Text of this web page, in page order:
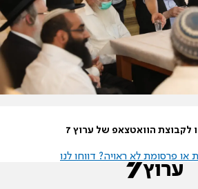
לקבוצת הוואטצאפ של ערוץ 7
פרסומת לא ראויה? דווחו לנו